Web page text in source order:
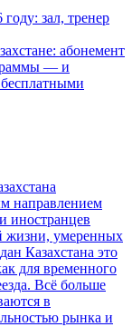
зал, тренер
абонемент
— и
направлением
иностранцев
жизни, умеренных
Казахстана это
для временного
Всё больше
в
рынка и